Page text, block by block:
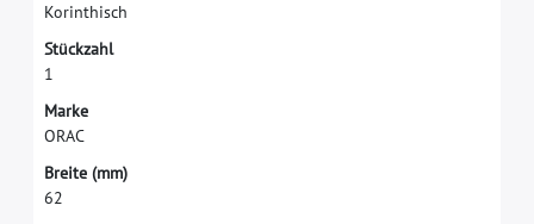
Korinthisch
Stückzahl
1
Marke
ORAC
Breite (mm)
62